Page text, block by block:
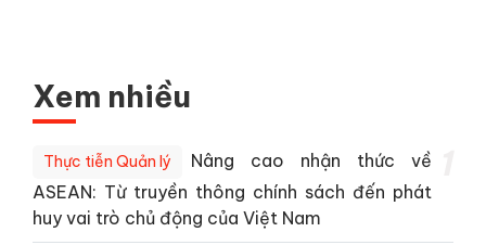
Xem nhiều
Thực tiễn Quản lý
Nâng cao nhận thức về
ASEAN: Từ truyền thông chính sách đến phát
huy vai trò chủ động của Việt Nam